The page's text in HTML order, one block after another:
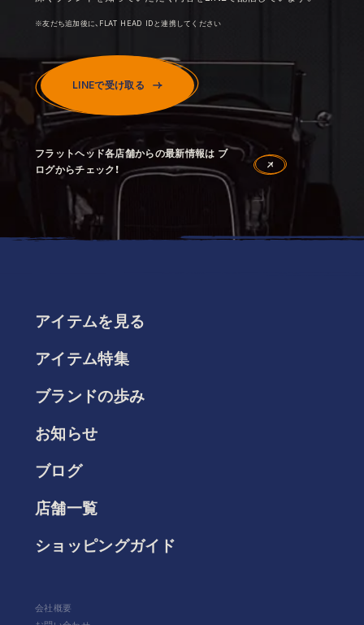
※友だち追加後に、FLAT HEAD IDと連携してください
LINEで受け取る
フラットヘッド各店舗からの最新情報は ブ
ログからチェック！
アイテムを見る
アイテム特集
ブランドの歩み
お知らせ
ブログ
店舗一覧
ショッピングガイド
会社概要